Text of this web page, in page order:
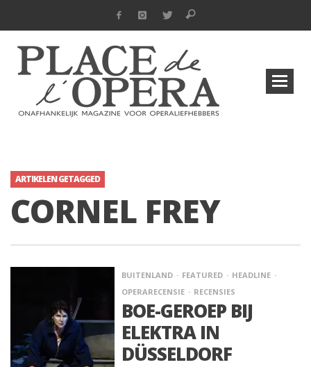
ARTIKELEN GETAGGED
CORNEL FREY
BUITENLAND FEATURED
HEADLINE
OPERARECENSIE
RECENSIES
BOE-GEROEP BIJ
ELEKTRA IN
DÜSSELDORF